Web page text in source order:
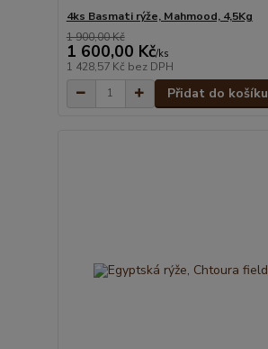
4ks Basmati rýže, Mahmood, 4,5Kg
1 900,00 Kč
1 600,00 Kč/ks
1 428,57 Kč bez DPH
Přidat do košíku